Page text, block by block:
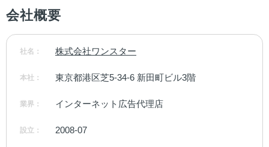
会社概要
社名： 株式会社ワンスター
本社： 東京都港区芝5-34-6 新田町ビル3階
業界： インターネット広告代理店
設立： 2008-07